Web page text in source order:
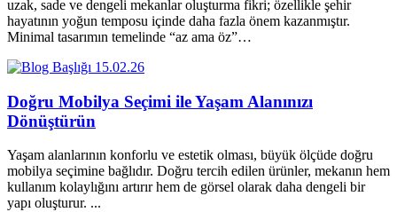
uzak, sade ve dengeli mekanlar oluşturma fikri; özellikle şehir
hayatının yoğun temposu içinde daha fazla önem kazanmıştır.
Minimal tasarımın temelinde “az ama öz”…
15.02.26
Doğru Mobilya Seçimi ile Yaşam Alanınızı
Dönüştürün
Yaşam alanlarının konforlu ve estetik olması, büyük ölçüde doğru
mobilya seçimine bağlıdır. Doğru tercih edilen ürünler, mekanın hem
kullanım kolaylığını artırır hem de görsel olarak daha dengeli bir
yapı oluşturur. ...